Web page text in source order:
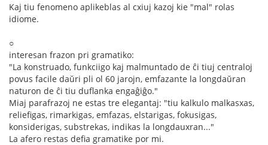
Kaj tiu fenomeno aplikeblas al cxiuj kazoj kie "mal" rolas
idiome.
○
interesan frazon pri gramatiko:
"La konstruado, funkciigo kaj malmuntado de ĉi tiuj centraloj
povus facile daŭri pli ol 60 jarojn, emfazante la longdaŭran
naturon de ĉi tiu duflanka engaĝiĝo."
Miaj parafrazoj ne estas tre elegantaj: "tiu kalkulo malkasxas,
reliefigas, rimarkigas, emfazas, elstarigas, fokusigas,
konsiderigas, substrekas, indikas la longdauxran..."
La afero restas defia gramatike por mi.